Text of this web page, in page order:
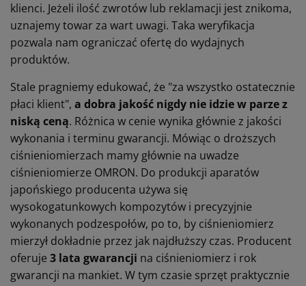
klienci. Jeżeli ilość zwrotów lub reklamacji jest znikoma,
uznajemy towar za wart uwagi. Taka weryfikacja
pozwala nam ograniczać ofertę do wydajnych
produktów.
Stale pragniemy edukować, że "za wszystko ostatecznie
płaci klient", a dobra jakość nigdy nie idzie w parze z
niską ceną. Różnica w cenie wynika głównie z jakości
wykonania i terminu gwarancji. Mówiąc o droższych
ciśnieniomierzach mamy głównie na uwadze
ciśnieniomierze OMRON. Do produkcji aparatów
japońskiego producenta używa się
wysokogatunkowych kompozytów i precyzyjnie
wykonanych podzespołów, po to, by ciśnieniomierz
mierzył dokładnie przez jak najdłuższy czas. Producent
oferuje 3 lata gwarancji na ciśnieniomierz i rok
gwarancji na mankiet. W tym czasie sprzęt praktycznie